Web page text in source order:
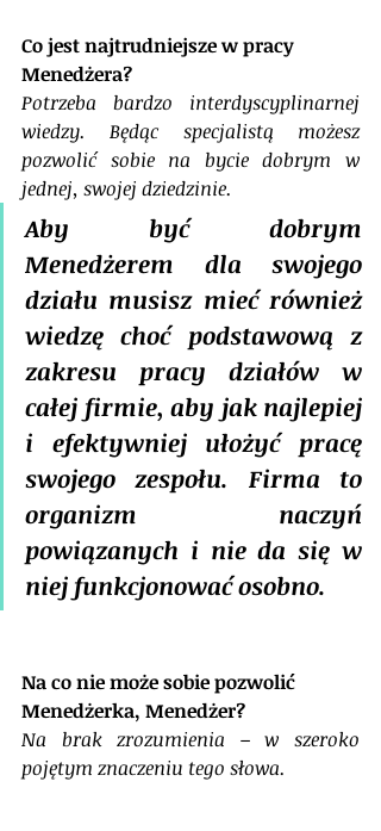
Co jest najtrudniejsze w pracy
Menedżera?
Potrzeba bardzo interdyscyplinarnej
wiedzy. Będąc specjalistą możesz
pozwolić sobie na bycie dobrym w
jednej, swojej dziedzinie.
Aby być dobrym
Menedżerem dla swojego
działu musisz mieć również
wiedzę choć podstawową z
zakresu pracy działów w
całej firmie, aby jak najlepiej
i efektywniej ułożyć pracę
swojego zespołu. Firma to
organizm naczyń
powiązanych i nie da się w
niej funkcjonować osobno.
Na co nie może sobie pozwolić
Menedżerka, Menedżer?
Na brak zrozumienia – w szeroko
pojętym znaczeniu tego słowa.